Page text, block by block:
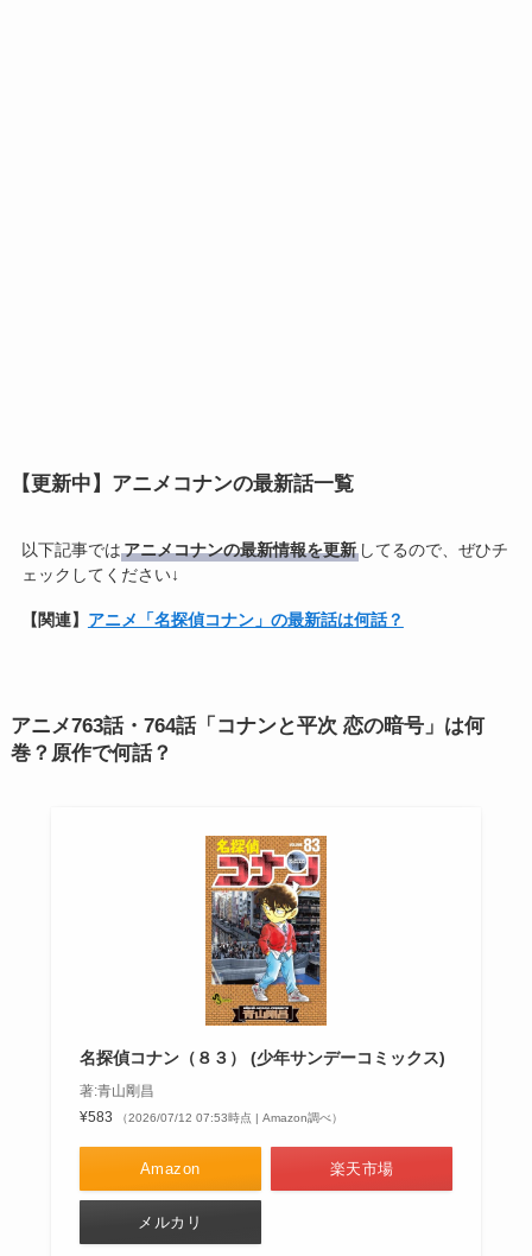
【更新中】アニメコナンの最新話一覧
以下記事ではアニメコナンの最新情報を更新してるので、ぜひチ
ェックしてください↓
【関連】 アニメ「名探偵コナン」の最新話は何話？
アニメ763話・764話「コナンと平次 恋の暗号」は何
巻？原作で何話？
名探偵コナン（８３） (少年サンデーコミックス)
著:青山剛昌
¥583
（2026/07/12 07:53時点 | Amazon調べ）
Amazon 楽天市場
メルカリ